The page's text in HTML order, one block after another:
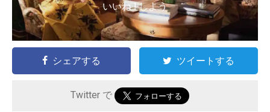
いいね ! しよう
シェアする ツイートする
Twitter で